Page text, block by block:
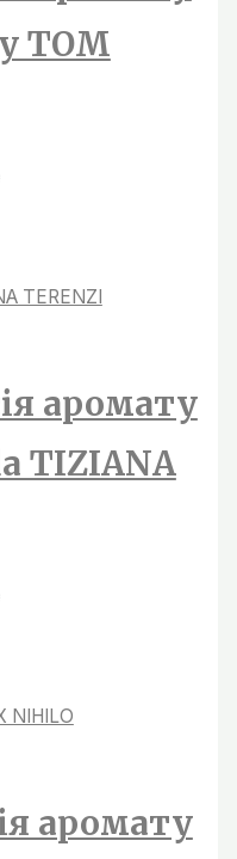
TOM
Діапазон
до
аромату
TIZIANA
Діапазон
до
аромату